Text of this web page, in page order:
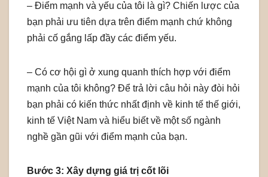
– Điểm mạnh và yếu của tôi là gì? Chiến lược của
bạn phải ưu tiên dựa trên điểm mạnh chứ không
phải cố gắng lấp đầy các điểm yếu.
– Có cơ hội gì ở xung quanh thích hợp với điểm
mạnh của tôi không? Để trả lời câu hỏi này đòi hỏi
bạn phải có kiến thức nhất định về kinh tế thế giới,
kinh tế Việt Nam và hiểu biết về một số ngành
nghề gần gũi với điểm mạnh của bạn.
Bước 3: Xây dựng giá trị cốt lõi